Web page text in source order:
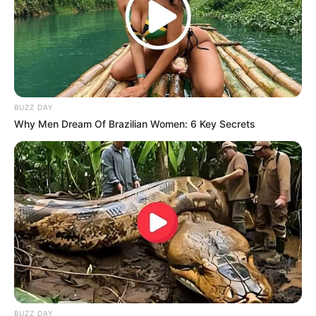
Receta: Inhalaciones de Epazote
para la Congestión
Ingredientes:
1 puñado de hojas frescas de epazote
BUZZ DAY
Why Men Dream Of Brazilian Women: 6 Key Secrets
BUZZ DAY